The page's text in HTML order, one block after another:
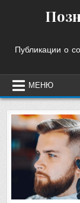
Публикации о
МЕНЮ